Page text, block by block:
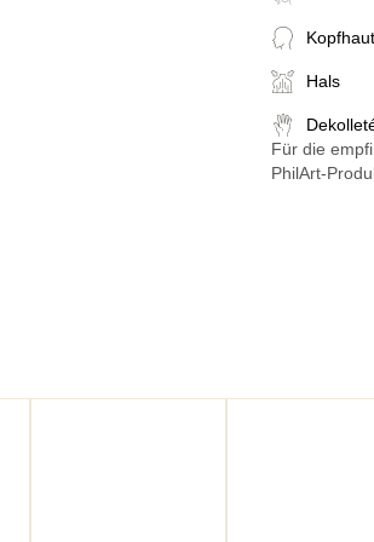
Kopfhaut
Hals
Für die
PhilArt-